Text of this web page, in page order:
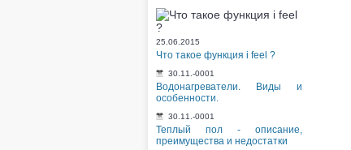
25.06.2015
Что такое функция i feel ?
30.11.-0001
Водонагреватели. Виды и
особенности.
30.11.-0001
Теплый пол - описание,
преимущества и недостатки